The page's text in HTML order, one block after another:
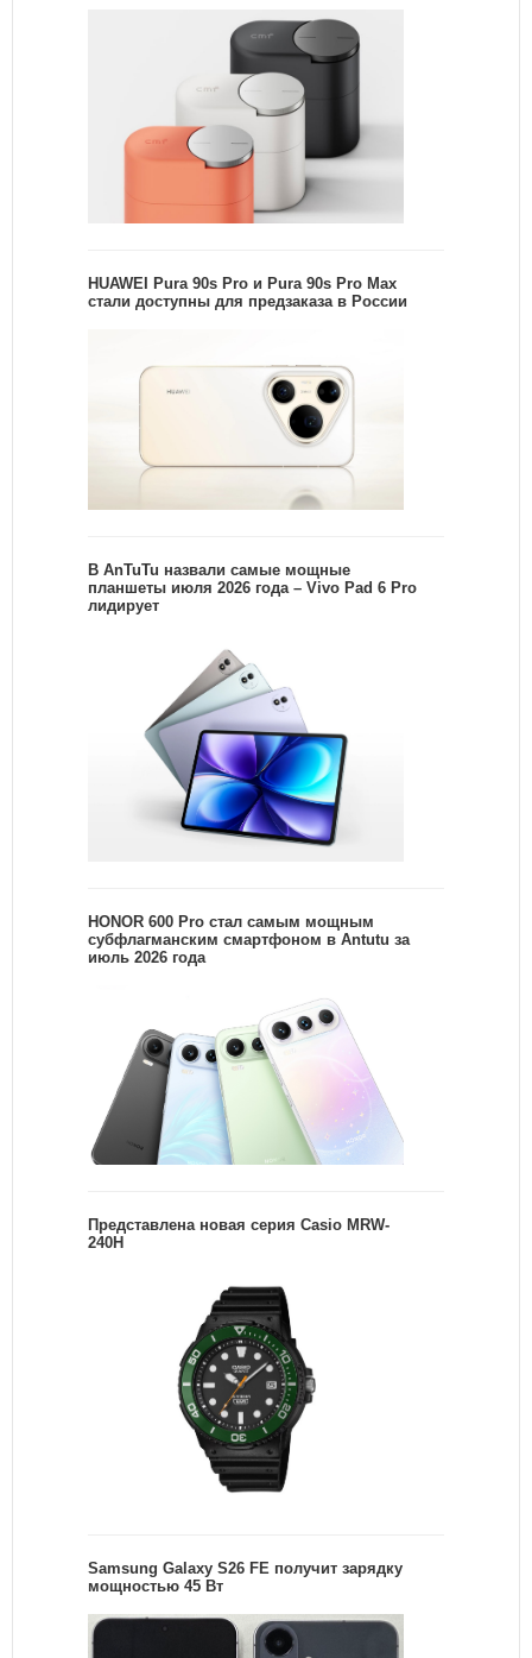
HUAWEI Pura 90s Pro и Pura 90s Pro Max
стали доступны для предзаказа в России
В AnTuTu назвали самые мощные
планшеты июля 2026 года – Vivo Pad 6 Pro
лидирует
HONOR 600 Pro стал самым мощным
субфлагманским смартфоном в Antutu за
июль 2026 года
Представлена новая серия Casio MRW-
240H
Samsung Galaxy S26 FE получит зарядку
мощностью 45 Вт